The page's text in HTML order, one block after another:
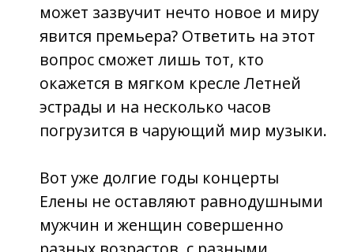
когда более 10 профессиональных
музыкантов творят на сцене
настоящую феерию, импровизируя
на ходу и подхватывая каждый вздох
- кого-то привлекает разнообразие
музыкальных стилей от нежных
романсов до самого настоящего
мурашками по телу, за слезами на
глазах, за звонким смехом и тихими
улыбками.
Но всех объединяет одно – любовь к
творчеству женщины с северным